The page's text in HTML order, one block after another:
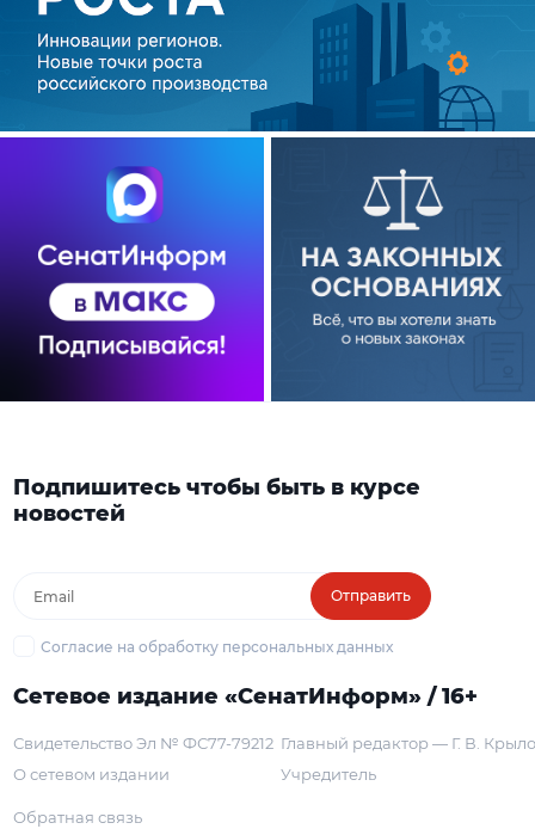
Подпишитесь чтобы быть в курсе
новостей
Отправить
Согласие на обработку персональных данных
Сетевое издание «СенатИнформ» / 16+
Свидетельство Эл № ФС77-79212
О сетевом издании
Главный редактор — Г. В.
Учредитель
Обратная связь